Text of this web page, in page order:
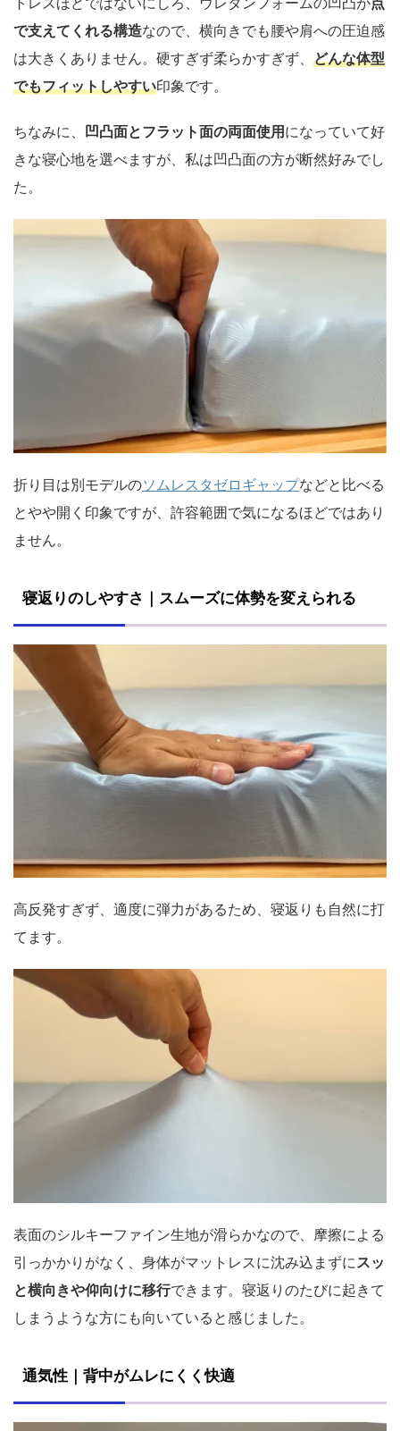
で支えてくれる構造なので、横向きでも腰や肩への圧迫感
は大きくありません。硬すぎず柔らかすぎず、 どんな体型
でもフィットしやすい印象です。
ちなみに、 凹凸面とフラット面の両面使用 になっていて好
きな寝心地を選べますが、私は凹凸面の方が断然好みでし
た。
折り目は別モデルのソムレスタゼロギャップなどと比べる
とやや開く印象ですが、許容範囲で気になるほどではあり
ません。
寝返りのしやすさ｜スムーズに体勢を変えられる
高反発すぎず、適度に弾力があるため、寝返りも自然に打
てます。
表面のシルキーファイン生地が滑らかなので、摩擦による
引っかかりがなく、身体がマットレスに沈み込まずにスッ
と横向きや仰向けに移行できます。寝返りのたびに起きて
しまうような方にも向いていると感じました。
通気性｜背中がムレにくく快適